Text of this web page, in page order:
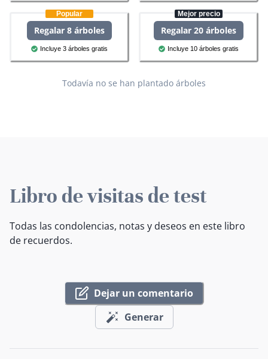
Popular
Regalar 8 árboles
Incluye 3 árboles gratis
Mejor precio
Regalar 20 árboles
Incluye 10 árboles gratis
Todavía no se han plantado árboles
Libro de visitas de test
Todas las condolencias, notas y deseos en este libro
de recuerdos.
Dejar un comentario
Generar